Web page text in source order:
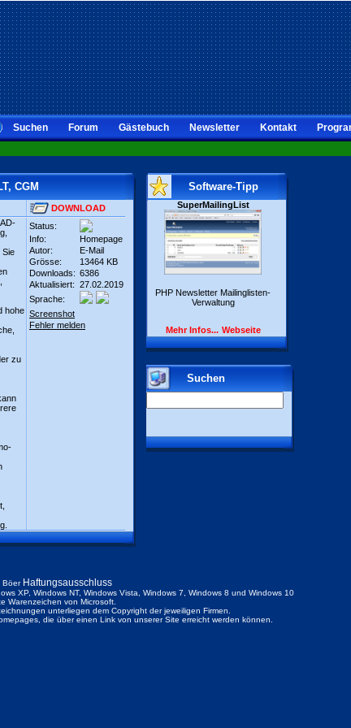
Suchen Forum Gästebuch Newsletter Kontakt
CGM
DOWNLOAD
Sie
hohe
zu
Status:
Info:
Homepage
Autor:
E-Mail
Grösse:
13464 KB
Downloads: 6386
Aktualisiert: 27.02.2019
Sprache:
Screenshot
Fehler melden
Software-Tipp
SuperMailingList
PHP Newsletter Mailinglisten-
Verwaltung
Mehr Infos... Webseite
Suchen
Böer Haftungsausschluss
XP, Windows NT, Windows Vista, Windows 7, Windows 8 und Windows 10
Warenzeichen von Microsoft.
unterliegen dem Copyright der jeweiligen Firmen.
die über einen Link von unserer Site erreicht werden können.